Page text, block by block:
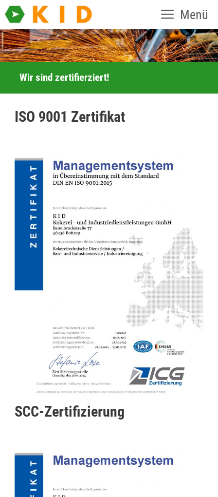
Zum
Inhalt
springen
Menü
Wir sind zertifierziert!
ISO 9001 Zertifikat
SCC-Zertifizierung